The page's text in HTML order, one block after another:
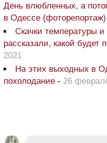
День влюбленных, а
в Одессе (фоторепортаж)
Скачки температуры
рассказали, какой будет
2021
На этих выходных в
похолодание - 26